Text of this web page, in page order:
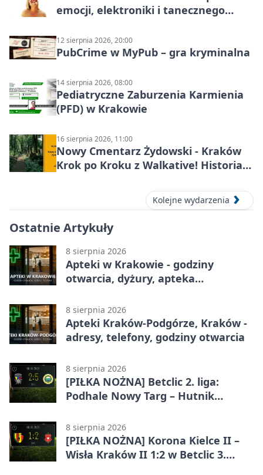
emocji, elektroniki i tanecznego
12 sierpnia 2026, 20:00
PubCrime w MyPub – gra kryminalna
14 sierpnia 2026, 08:00
Pediatryczne Zaburzenia Karmienia
(PFD) w Krakowie
16 sierpnia 2026, 11:00
Nowy Cmentarz Żydowski - Kraków
Krok po Kroku z Walkative! Historia
Kolejne wydarzenia
Ostatnie Artykuły
8 sierpnia 2026
Apteki w Krakowie - godziny
otwarcia, dyżury, apteka
8 sierpnia 2026
Apteki Kraków-Podgórze, Kraków -
adresy, telefony, godziny otwarcia
8 sierpnia 2026
[PIŁKA NOŻNA] Betclic 2. liga:
Podhale Nowy Targ – Hutnik
efektownym zwycięstwem
8 sierpnia 2026
[PIŁKA NOŻNA] Korona Kielce II –
Wisła Kraków II 1:2 w Betclic 3.